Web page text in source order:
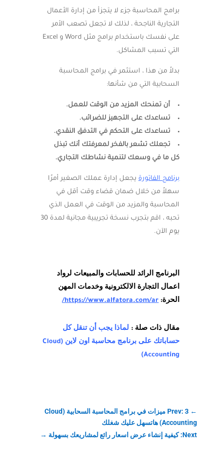
برامج المحاسبة جزء لا يتجزأ من إدارة الأعمال
التجارية الناجحة ، لذلك لا تجعل تصعب الأمر
على نفسك باستخدام برامج مثل Word و Excel
التي تسبب المشاكل.
بدلاً من هذا ، استثمر في برامج المحاسبة
السحابية التي من شأنها:
أن تمنحك المزيد من الوقت للعمل.
تساعدك على التجهيز للضرائب.
تساعدك على التحكم في التدفق النقدي.
تجعلك تشعر بالفخر لمعرفتك أنك تبذل
كل ما في وسعك لتنمية نشاطك التجاري.
برنامج الفاتورةيجعل إدارة عملك الصغير أمرًا
سهلاً من خلال ضمان قضاء وقت أقل في
المحاسبة والمزيد من الوقت في العمل الذي
تحبه ، اقم بتجرب نسخة تجريبية مجانية لمدة 30
يوم الآن.
البرنامج الرائد للحسابات والمبيعات لرواد
اعمال التجارة الالكترونية وخدمات المهن
الحرة: https://www.alfatora.com/ar/
مقال ذات صلة : لماذا يجب أن تنقل كل
حساباتك على برنامج محاسبة اون لاين (Cloud
Accounting)
←
Prev: 3 ميزات في برامج المحاسبة السحابية (Cloud
Accounting) هاتسهل عليك شغلك
Next: كيفية إنشاء عرض اسعار رائع لمشاريعك بسهولة
→